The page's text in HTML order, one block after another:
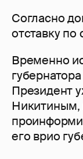
Согласно
отставку
Временно
Президент
Никитиным,
его врио